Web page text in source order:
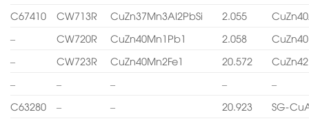
C67410
CW713R CuZn37Mn3Al2PbSi 2.055
–
CW720R CuZn40Mn1Pb1 2.058
–
CW723R CuZn40Mn2Fe1 20.572
–
– – –
–
C63280
– – 20.923 SG-